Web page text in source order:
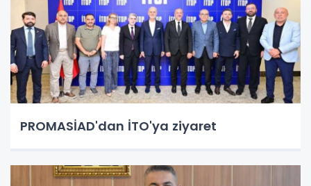
PROMASİAD'dan İTO'ya ziyaret